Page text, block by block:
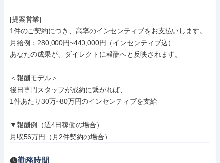
[提案営業]
1件のご契約につき、高率のインセンティブをお支払いします。
月給例：280,000円~440,000円（インセンティブ込）
あなたの成果が、ダイレクトに報酬へと反映されます。
＜報酬モデル＞
後日専門スタッフが成約に繋がれば、
1件あたり30万~80万円のインセンティブを支給
▼報酬例（週4日稼働の場合）
月収56万円（月2件契約の場合）
勤務時間